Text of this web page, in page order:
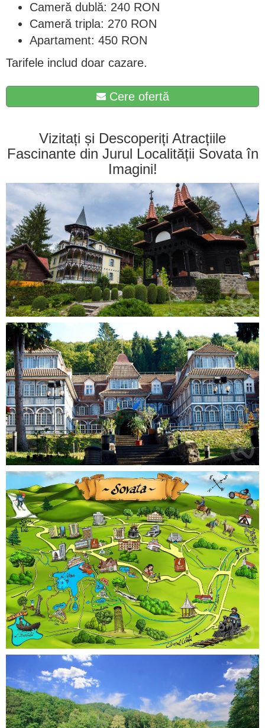
Cameră dublă: 240 RON
Cameră tripla: 270 RON
Apartament: 450 RON
Tarifele includ doar cazare.
Cere ofertă
Vizitați și Descoperiți Atracțiile
Fascinante din Jurul Localității Sovata în
Imagini!